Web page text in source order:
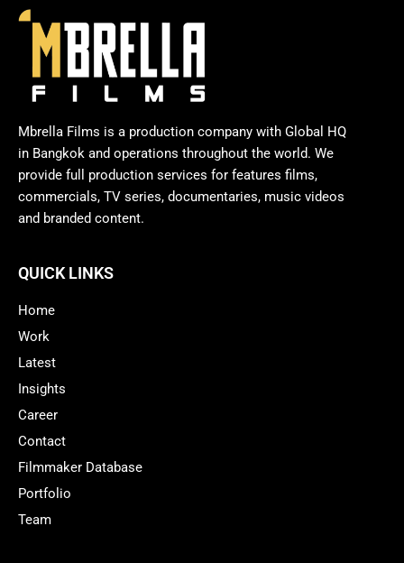
Mbrella Films is a production company with Global HQ
in Bangkok and operations throughout the world. We
provide full production services for features films,
commercials, TV series, documentaries, music videos
and branded content.
QUICK LINKS
Home
Work
Latest
Insights
Career
Contact
Filmmaker Database
Portfolio
Team